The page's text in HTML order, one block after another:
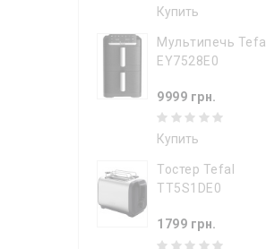
Купить
Мультипечь Tefal
EY7528E0
9999 грн.
Купить
Тостер Tefal
TT5S1DE0
1799 грн.